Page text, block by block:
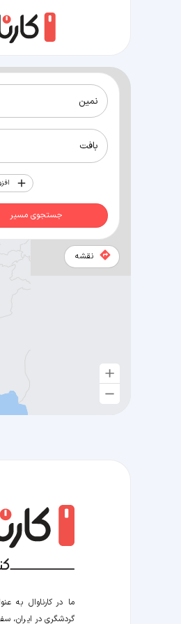
جستجوی مسیر
نقشه
ما در کارناوال به
گردشگری در ایران،